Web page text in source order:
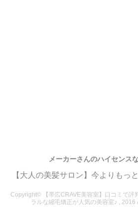
メーカーさんのハイセンス
【大人の美髪サロン】今よりもっ
Copyright© 【帯広CRAVE美容室】口コミで評
ラルな縮毛矯正が人気の美容室♪ ,